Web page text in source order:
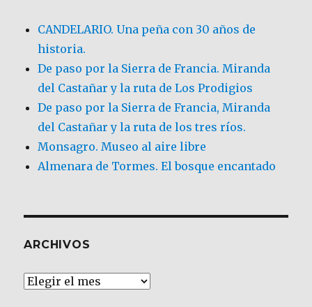
CANDELARIO. Una peña con 30 años de
historia.
De paso por la Sierra de Francia. Miranda
del Castañar y la ruta de Los Prodigios
De paso por la Sierra de Francia, Miranda
del Castañar y la ruta de los tres ríos.
Monsagro. Museo al aire libre
Almenara de Tormes. El bosque encantado
ARCHIVOS
Archivos